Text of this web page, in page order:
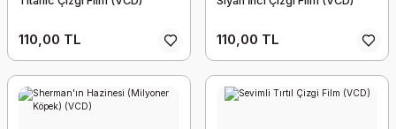
110,00 TL 110,00 TL